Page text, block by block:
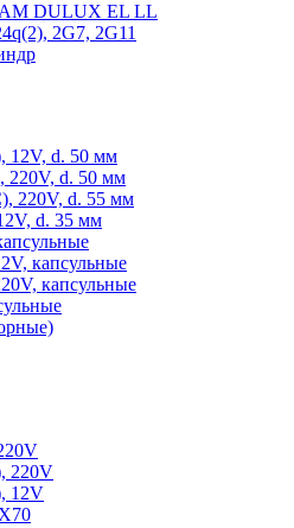
DULUX EL LL
2G7, 2G11
12V, d. 50 мм
220V, d. 50 мм
220V, d. 55 мм
d. 35 мм
капсульные
капсульные
220V
12V